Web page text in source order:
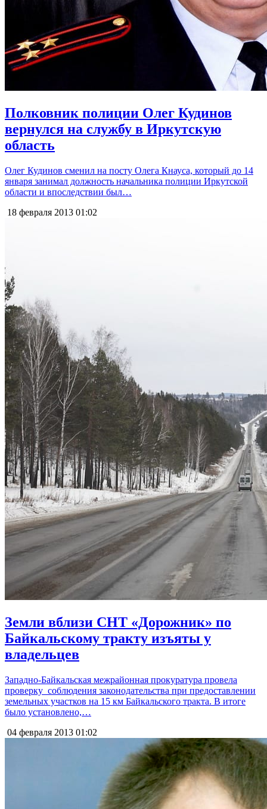
Полковник полиции Олег Кудинов
вернулся на службу в Иркутскую
область
Олег Кудинов сменил на посту Олега Кнауса, который до 14
января занимал должность начальника полиции Иркутской
области и впоследствии был…
18 февраля 2013 01:02
Земли вблизи СНТ «Дорожник» по
Байкальскому тракту изъяты у
владельцев
Западно-Байкальская межрайонная прокуратура провела
проверку соблюдения законодательства при предоставлении
земельных участков на 15 км Байкальского тракта. В итоге
было установлено,…
04 февраля 2013 01:02